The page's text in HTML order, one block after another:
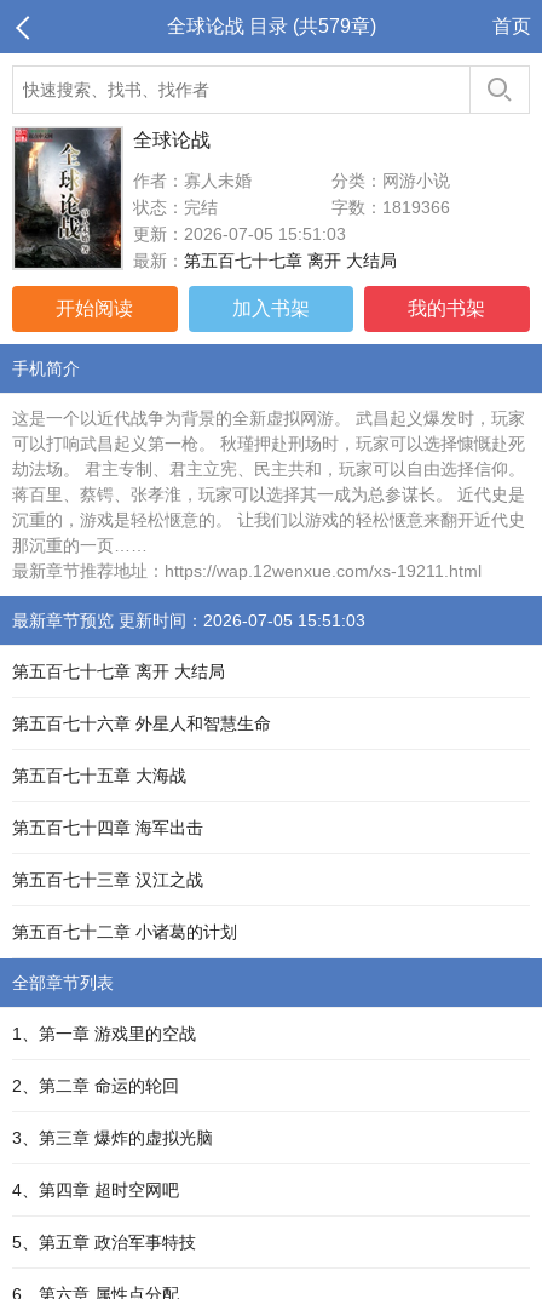
全球论战 目录 (共579章) 首页
全球论战
作者：寡人未婚
分类：网游小说
状态：完结
字数：1819366
更新：2026-07-05 15:51:03
最新： 第五百七十七章 离开 大结局
开始阅读 加入书架 我的书架
手机简介
这是一个以近代战争为背景的全新虚拟网游。 武昌起义爆发时，玩家
可以打响武昌起义第一枪。 秋瑾押赴刑场时，玩家可以选择慷慨赴死
劫法场。 君主专制、君主立宪、民主共和，玩家可以自由选择信仰。
蒋百里、蔡锷、张孝淮，玩家可以选择其一成为总参谋长。 近代史是
沉重的，游戏是轻松惬意的。 让我们以游戏的轻松惬意来翻开近代史
那沉重的一页……
最新章节推荐地址：https://wap.12wenxue.com/xs-19211.html
最新章节预览 更新时间：2026-07-05 15:51:03
第五百七十七章 离开 大结局
第五百七十六章 外星人和智慧生命
第五百七十五章 大海战
第五百七十四章 海军出击
第五百七十三章 汉江之战
第五百七十二章 小诸葛的计划
全部章节列表
1、第一章 游戏里的空战
2、第二章 命运的轮回
3、第三章 爆炸的虚拟光脑
4、第四章 超时空网吧
5、第五章 政治军事特技
6、第六章 属性点分配